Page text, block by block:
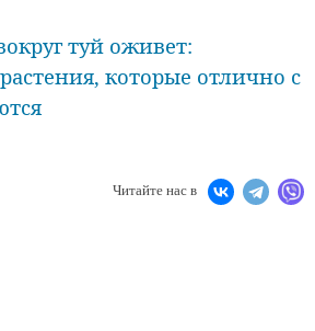
туй оживет:
которые отлично с
Читайте нас в